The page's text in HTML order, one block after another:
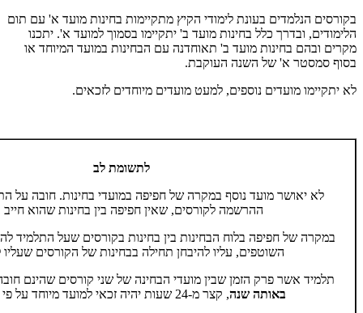
בקורסים הנלמדים בעונת לימודי הקיץ מתקיימות בחינות מועד א' עם תום
הלימודים, ובדרך כלל בחינות מועד ב' יתקיימו בסמוך למועד א'. יתכנו
מקרים ובהם בחינות מועד ב' תאוחדנה עם הבחינות במועד המיוחד או
בסוף סמסטר א' של השנה העוקבת.
לא יתקיימו מועדים נוספים, למעט מועדים מיוחדים לזכאים.
לתשומת לב
לא יאושר מועד נוסף במקרה של חפיפה במועדי בחינות. חובה על
ההרשמה לקורסים, שאין חפיפה בין בחינות שהוא חייב
במקרה של חפיפה בלוח הבחינות בין בחינות בקורסים שעל התלמיד
השוטפים, עליו להיבחן תחילה בבחינות של הקורסים
תלמיד אשר פרק הזמן שבין מועדי הבחינה של שני קורסים שהינם
באותה שנה, קצר מ-24 שעות יהיה זכאי למועד מיוחד על פי התקנות.